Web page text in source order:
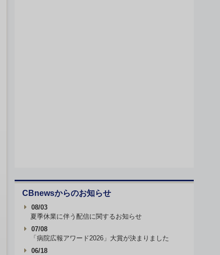
CBnewsからのお知らせ
08/03
夏季休業に伴う配信に関するお知らせ
07/08
「病院広報アワード2026」大賞が決まりました
06/18